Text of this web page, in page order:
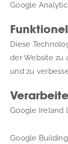
Google
Funktionell
Diese
der Website zu
und zu
Google Ireland
Google